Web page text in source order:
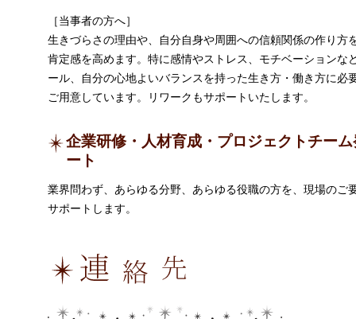
［当事者の方へ］
生きづらさの理由や、自分自身や周囲への信頼関係の作り方
肯定感を高めます。特に感情やストレス、モチベーションな
ール、自分の心地よいバランスを持った生き方・働き方に必
ご用意しています。リワークもサポートいたします。
企業研修・人材育成・プロジェクトチー
ート
業界問わず、あらゆる分野、あらゆる役職の方を、現場のご
サポートします。